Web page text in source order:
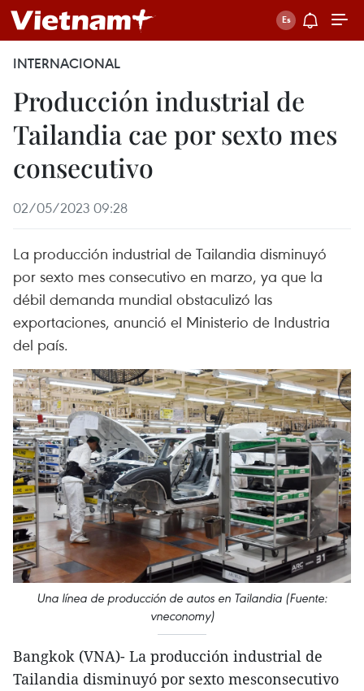
INTERNACIONAL
Producción industrial de
Tailandia cae por sexto mes
consecutivo
02/05/2023 09:28
La producción industrial de Tailandia disminuyó
por sexto mes consecutivo en marzo, ya que la
débil demanda mundial obstaculizó las
exportaciones, anunció el Ministerio de Industria
del país.
Una línea de producción de autos en Tailandia (Fuente:
vneconomy)
Bangkok (VNA)- La producción industrial de
Tailandia disminuyó por sexto mesconsecutivo